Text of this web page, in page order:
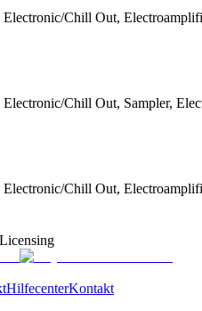
Electronic/Chill Out,
Electronic/Chill Out, Sampler,
Electronic/Chill Out,
HilfecenterKontakt